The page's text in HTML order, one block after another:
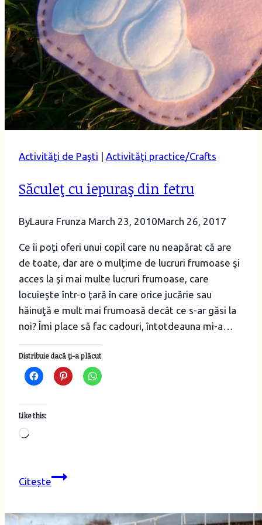
Activităţi de Paşti | Activităţi practice/Crafts
Săculeţ cu iepuraş din fetru
ByLaura Frunza March 23, 2010March 26, 2017
Ce îi poţi oferi unui copil care nu neapărat că are
de toate, dar are o mulţime de lucruri frumoase şi
acces la şi mai multe lucruri frumoase, care
locuieşte într-o ţară în care orice jucărie sau
hăinuţă e mult mai frumoasă decât ce s-ar găsi la
noi? Îmi place să fac cadouri, întotdeauna mi-a…
Distribuie dacă ţi-a plăcut
Like this:
Loading…
CiteșteSăculeţ